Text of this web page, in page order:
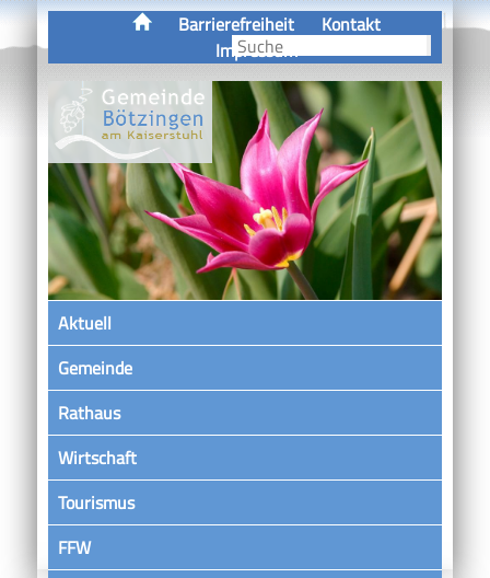
Barrierefreiheit
Kontakt
Impressum
Aktuell
Gemeinde
Rathaus
Wirtschaft
Tourismus
FFW